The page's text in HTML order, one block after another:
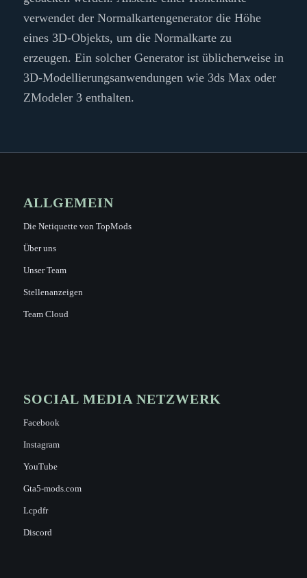
verwendet der Normalkartengenerator die Höhe
eines 3D-Objekts, um die Normalkarte zu
erzeugen. Ein solcher Generator ist üblicherweise in
3D-Modellierungsanwendungen wie 3ds Max oder
ZModeler 3 enthalten.
ALLGEMEIN
Die Netiquette von TopMods
Über uns
Unser Team
Stellenanzeigen
Team Cloud
SOCIAL MEDIA NETZWERK
Facebook
Instagram
YouTube
Gta5-mods.com
Lcpdfr
Discord